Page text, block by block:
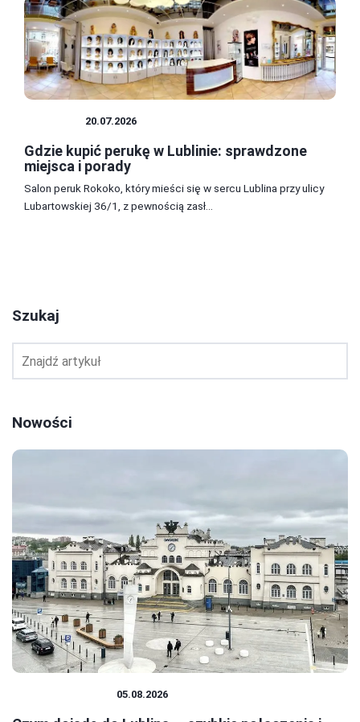
20.07.2026
Gdzie kupić perukę w Lublinie: sprawdzone
miejsca i porady
Salon peruk Rokoko, który mieści się w sercu Lublina przy ulicy
Lubartowskiej 36/1, z pewnością zasł...
Szukaj
Nowości
05.08.2026